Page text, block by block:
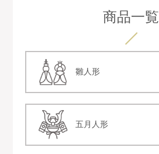
商品一覧
雛人形
五月人形